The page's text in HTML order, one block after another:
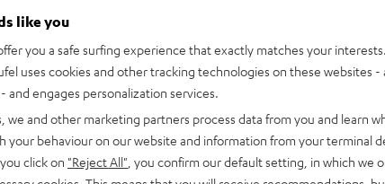
des Barrierefreiheitsstärkungsgesetzes ist die
und Dienstleistungen“ (MLBF).
like you
you a safe surfing experience that exactly matches your
uses cookies and other tracking technologies on these websites -
and engages personalization services.
we and other marketing partners process data from you and learn
your behaviour on our website and information from your terminal
click on "Reject All" , you confirm our default setting, in which we